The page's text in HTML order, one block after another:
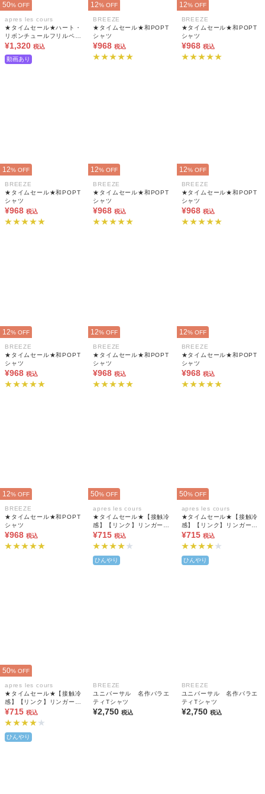
50% OFF
apres les cours
★タイムセール★ハート・
リボンチュールフリルペプ
ラムトップス
¥1,320 税込
動画あり
12% OFF
BREEZE
★タイムセール★和POPT
シャツ
¥968 税込
12% OFF
BREEZE
★タイムセール★和POPT
シャツ
¥968 税込
12% OFF
BREEZE
★タイムセール★和POPT
シャツ
¥968 税込
12% OFF
BREEZE
★タイムセール★和POPT
シャツ
¥968 税込
12% OFF
BREEZE
★タイムセール★和POPT
シャツ
¥968 税込
12% OFF
BREEZE
★タイムセール★和POPT
シャツ
¥968 税込
12% OFF
BREEZE
★タイムセール★和POPT
シャツ
¥968 税込
12% OFF
BREEZE
★タイムセール★和POPT
シャツ
¥968 税込
12% OFF
BREEZE
★タイムセール★和POPT
シャツ
¥968 税込
50% OFF
apres les cours
★タイムセール★【接触冷
感】【リンク】リンガーナ
ンバリングTシャツ
¥715 税込
ひんやり
50% OFF
apres les cours
★タイムセール★【接触冷
感】【リンク】リンガーナ
ンバリングTシャツ
¥715 税込
ひんやり
50% OFF
apres les cours
★タイムセール★【接触冷
感】【リンク】リンガーナ
ンバリングTシャツ
¥715 税込
ひんやり
BREEZE
ユニバーサル 名作バラエ
ティTシャツ
¥2,750税込
BREEZE
ユニバーサル 名作バラエ
ティTシャツ
¥2,750 税込